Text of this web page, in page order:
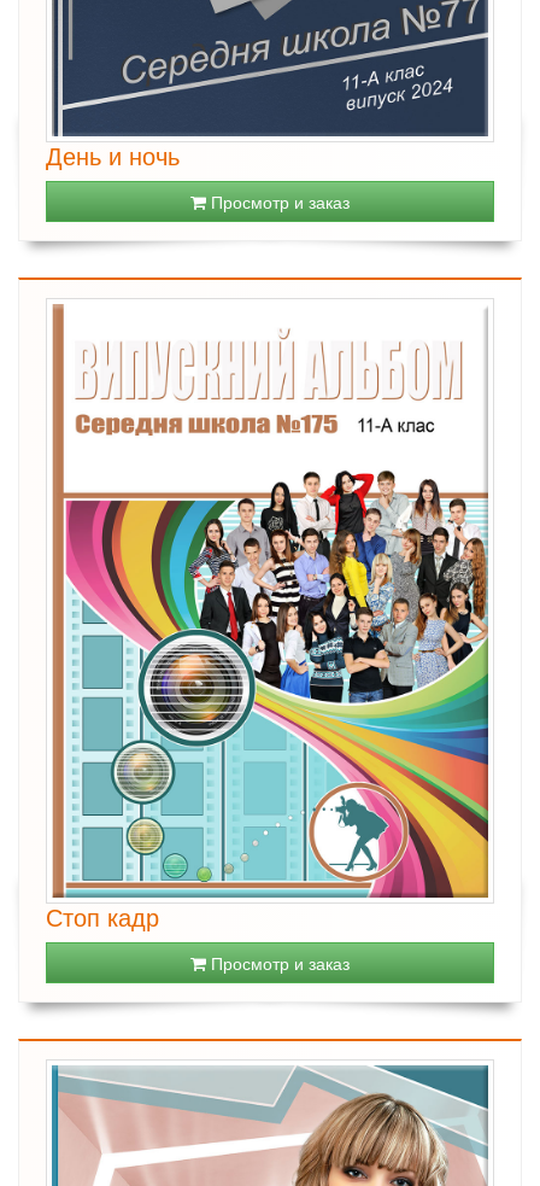
День и ночь
Просмотр и заказ
Стоп кадр
Просмотр и заказ